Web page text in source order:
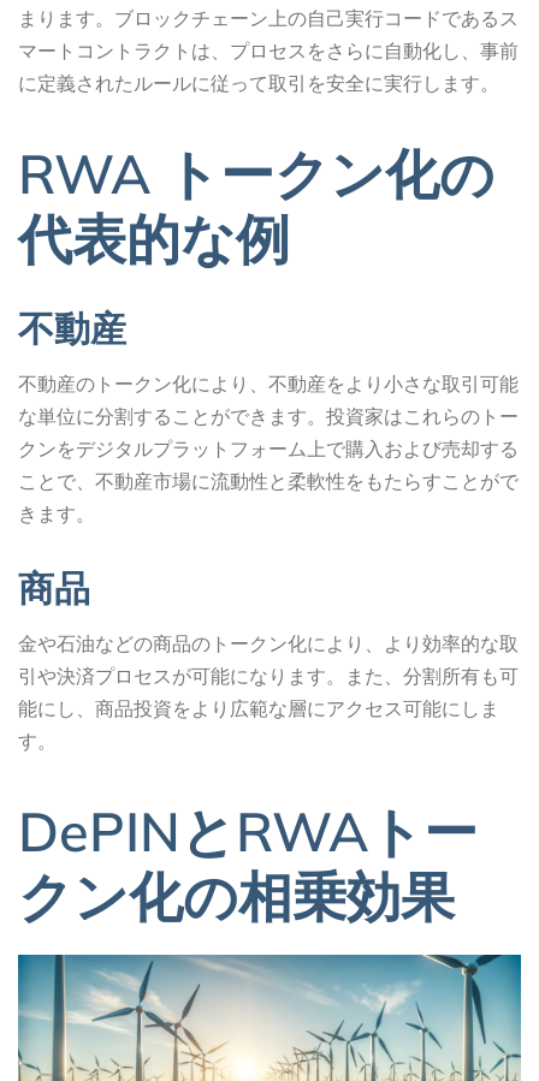
まります。ブロックチェーン上の自己実行コードであるス
マートコントラクトは、プロセスをさらに自動化し、事前
に定義されたルールに従って取引を安全に実行します。
RWA トークン化の
代表的な例
不動産
不動産のトークン化により、不動産をより小さな取引可能
な単位に分割することができます。投資家はこれらのトー
クンをデジタルプラットフォーム上で購入および売却する
ことで、不動産市場に流動性と柔軟性をもたらすことがで
きます。
商品
金や石油などの商品のトークン化により、より効率的な取
引や決済プロセスが可能になります。また、分割所有も可
能にし、商品投資をより広範な層にアクセス可能にしま
す。
DePINとRWAトー
クン化の相乗効果